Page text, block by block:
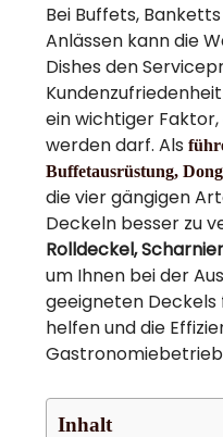
Bei Buffets,
Anlässen kann die
Dishes den
ein wichtiger
werden darf. Als
Buffetausrüstung,
die vier gängigen
Deckeln besser zu
Rolldeckel,
um Ihnen bei der
geeigneten Deckels
helfen und die
Inhalt